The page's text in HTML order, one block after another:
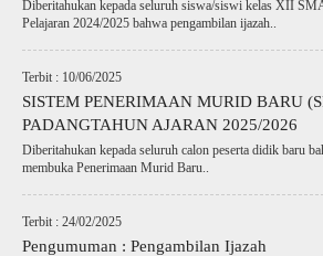
Diberitahukan kepada seluruh siswa/siswi kelas XII
Pelajaran 2024/2025 bahwa pengambilan ijazah..
Terbit : 10/06/2025
SISTEM PENERIMAAN MURID BARU
PADANGTAHUN AJARAN 2025/2026
Diberitahukan kepada seluruh calon peserta didik baru
membuka Penerimaan Murid Baru..
Terbit : 24/02/2025
Pengumuman : Pengambilan Ijazah